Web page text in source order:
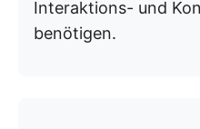
Interaktions- und
benötigen.